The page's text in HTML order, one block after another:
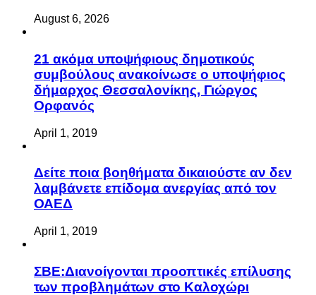
August 6, 2026
21 ακόμα υποψήφιους δημοτικούς
συμβούλους ανακοίνωσε ο υποψήφιος
δήμαρχος Θεσσαλονίκης, Γιώργος
Ορφανός
April 1, 2019
Δείτε ποια βοηθήματα δικαιούστε αν δεν
λαμβάνετε επίδομα ανεργίας από τον
ΟΑΕΔ
April 1, 2019
ΣΒΕ:Διανοίγονται προοπτικές επίλυσης
των προβλημάτων στο Καλοχώρι